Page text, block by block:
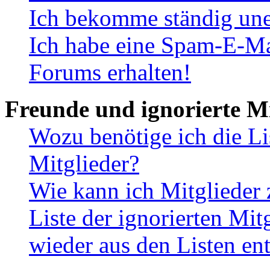
Ich bekomme ständig
Ich habe eine Spam-E-
Forums erhalten!
Freunde und ignorierte
Wozu benötige ich die
Mitglieder?
Wie kann ich Mitglieder
Liste der ignorierten
wieder aus den Listen